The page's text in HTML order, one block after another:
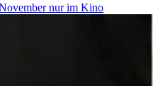
nur im Kino